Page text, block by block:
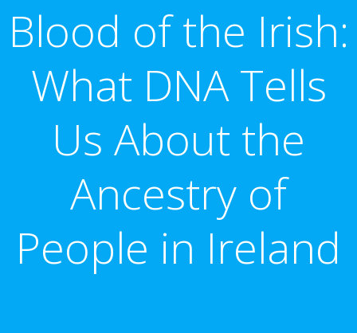
Blood of the Irish:
What DNA Tells
Us About the
Ancestry of
People in Ireland